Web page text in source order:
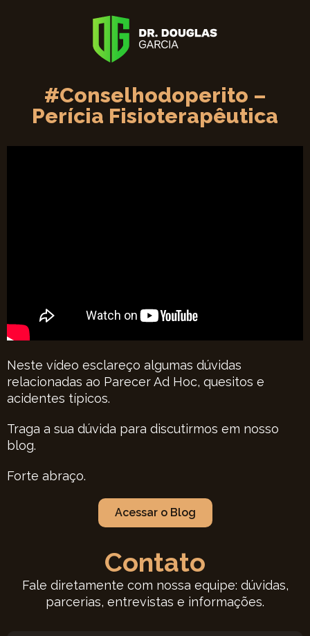
#Conselhodoperito –
Perícia Fisioterapêutica
Neste vídeo esclareço algumas dúvidas
relacionadas ao Parecer Ad Hoc, quesitos e
acidentes típicos.
Traga a sua dúvida para discutirmos em nosso
blog.
Forte abraço.
Acessar o Blog
Contato
Fale diretamente com nossa equipe: dúvidas,
parcerias, entrevistas e informações.